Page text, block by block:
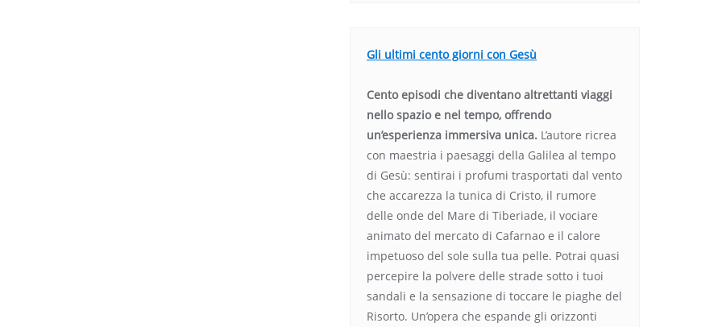
Gli ultimi cento giorni con Gesù
Cento episodi che diventano altrettanti viaggi
nello spazio e nel tempo, offrendo
un’esperienza immersiva unica. L’autore ricrea
con maestria i paesaggi della Galilea al tempo
di Gesù: sentirai i profumi trasportati dal vento
che accarezza la tunica di Cristo, il rumore
delle onde del Mare di Tiberiade, il vociare
animato del mercato di Cafarnao e il calore
impetuoso del sole sulla tua pelle. Potrai quasi
percepire la polvere delle strade sotto i tuoi
sandali e la sensazione di toccare le piaghe del
Risorto. Un’opera che espande gli orizzonti